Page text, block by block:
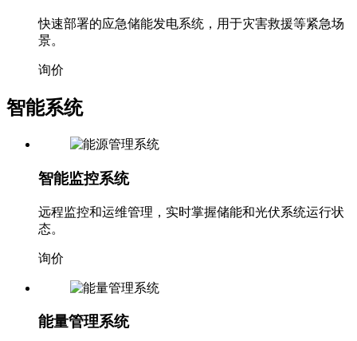
快速部署的应急储能发电系统，用于灾害救援等紧急场
景。
询价
智能系统
智能监控系统
远程监控和运维管理，实时掌握储能和光伏系统运行状
态。
询价
能量管理系统